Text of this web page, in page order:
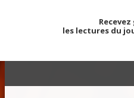
les lectures du